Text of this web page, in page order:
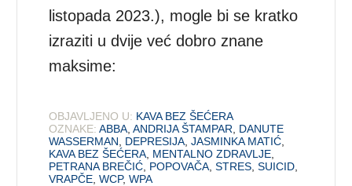
listopada 2023.), mogle bi se kratko
izraziti u dvije već dobro znane
maksime:
OBJAVLJENO U: KAVA BEZ ŠEĆERA
OZNAKE: ABBA ,ANDRIJA ŠTAMPAR
DANUTE
WASSERMAN
DEPRESIJA ,JASMINKA MATIĆ
KAVA BEZ ŠEĆERA MENTALNO ZDRAVLJE
PETRANA BREČIĆ POPOVAČA ,STRES ,SUICID
VRAPČE ,WCP,WPA